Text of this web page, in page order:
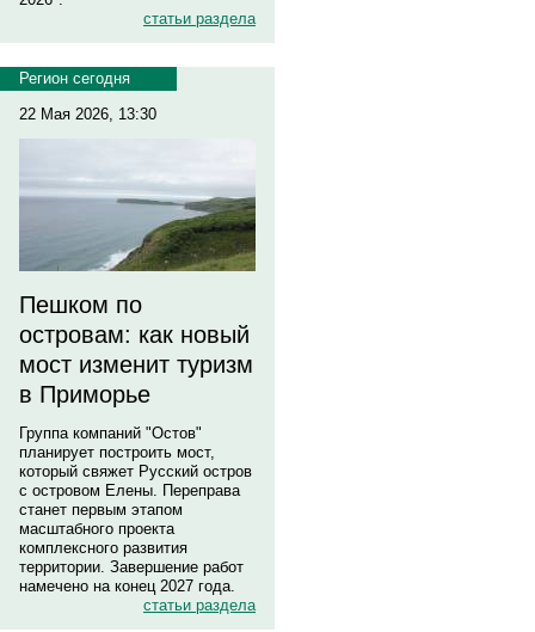
статьи раздела
Регион сегодня
22 Мая 2026, 13:30
Пешком по
островам: как новый
мост изменит туризм
в Приморье
Группа компаний "Остов"
планирует построить мост,
который свяжет Русский остров
с островом Елены. Переправа
станет первым этапом
масштабного проекта
комплексного развития
территории. Завершение работ
намечено на конец 2027 года.
статьи раздела